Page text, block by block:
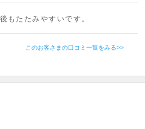
もたたみやすいです。
このお客さまの口コミ一覧をみる>>